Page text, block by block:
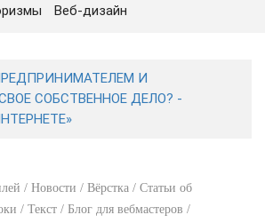
Веб-дизайн
И
СОБСТВЕННОЕ ДЕЛО? -
/ Новости / Вёрстка / Статьи об
/ Текст / Блог для вебмастеров /